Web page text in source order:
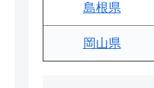
島根県
岡山県